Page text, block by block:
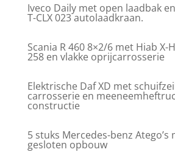
Iveco Daily met open laadbak
T-CLX 023 autolaadkraan.
Scania R 460 8×2/6 met Hiab X-
258 en vlakke oprijcarrosserie
Elektrische Daf XD met
carrosserie en
constructie
5 stuks Mercedes-benz Atego’s
gesloten opbouw